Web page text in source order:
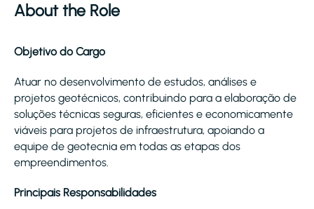
About the Role
Objetivo do Cargo
Atuar no desenvolvimento de estudos, análises e
projetos geotécnicos, contribuindo para a elaboração de
soluções técnicas seguras, eficientes e economicamente
viáveis para projetos de infraestrutura, apoiando a
equipe de geotecnia em todas as etapas dos
empreendimentos.
Principais Responsabilidades